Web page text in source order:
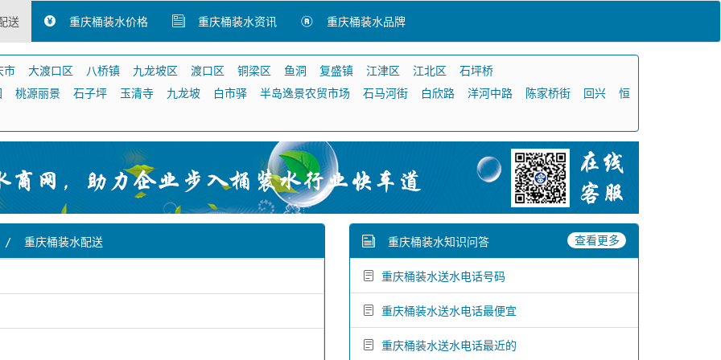
送 重庆桶装水价格 重庆桶装水资讯 重庆桶装水品牌
市 大渡口区 八桥镇 九龙坡区 渡口区 铜梁区 鱼洞 复盛镇 江津区 江北区
石坪桥
桃源丽景 石子坪 玉清寺 九龙坡 白市驿 半岛逸景农贸市场 石马河街 白欣路 洋河中路 陈家桥街 回兴 恒
重庆桶装水配送 重庆桶装水知识问答 查看更多
重庆桶装水送水电话号码
重庆桶装水送水电话最便宜
重庆桶装水送水电话最近的